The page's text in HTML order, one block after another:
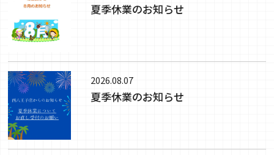
夏季休業のお知らせ
2026.08.07
夏季休業のお知らせ